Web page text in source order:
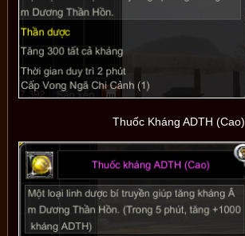
Thuốc Kháng ADTH (Cao)